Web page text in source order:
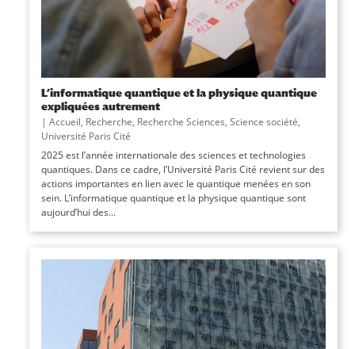
L’informatique quantique et la physique quantique
expliquées autrement
| Accueil, Recherche, Recherche Sciences, Science société,
Université Paris Cité
2025 est l’année internationale des sciences et technologies
quantiques. Dans ce cadre, l’Université Paris Cité revient sur des
actions importantes en lien avec le quantique menées en son
sein. L’informatique quantique et la physique quantique sont
aujourd’hui des...